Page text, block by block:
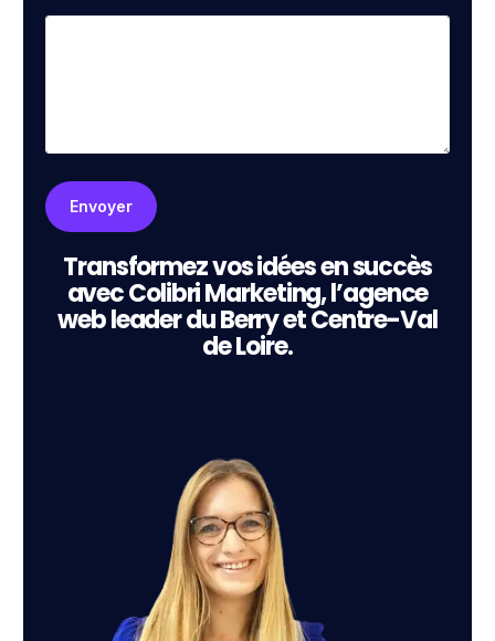
Transformez vos idées en succès
avec Colibri Marketing, l’agence
web leader du Berry et Centre-Val
de Loire.